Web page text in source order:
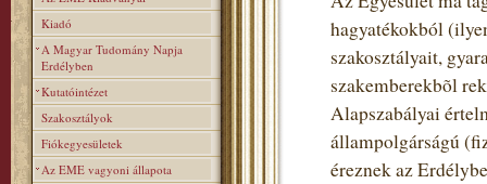
Kiadó
A Magyar Tudomány Napja
Erdélyben
Kutatóintézet
Szakosztályok
Fiókegyesületek
Az EME vagyoni állapota
hagyatékokból
szakosztályait,
szakemberekbõl
Alapszabályai
állampolgárságú
éreznek az